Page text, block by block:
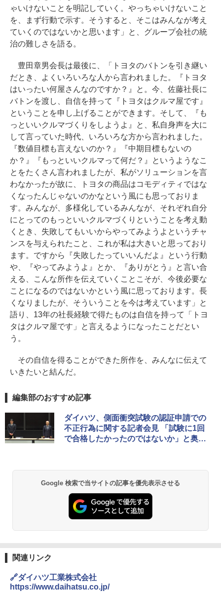
ゃいけないことを明記していく。やっちゃいけないこと
を、まず行動で示す。そうすると、そこはみんなが考え
ていくのではないかと思います」と、グループ会社の統
治の難しさを語る。
豊田章男会長は最後に、「トヨタのバトンを引き継い
だとき、よくいろいろな人から言われました。『トヨタ
はいったい何屋さんなのですか？』と。今、佐藤社長に
バトンを渡し、自信を持って『トヨタはクルマ屋です』
ということを申し上げることができます。そして、『も
っといいクルマづくりをしようよ』と、私自身声を大に
して言っていた時代、いろいろな方から言われました。
『数値目標も言えないのか？』『中期目標もないの
か？』『もっといいクルマって何だ？』というようなこ
とをたくさん言われましたが、私がソリューションを言
わなかったが故に、トヨタの商品はコモディティではな
くなったんじゃないのかなという風にも思っておりま
す。みんなが、多様化しているみんなが、それぞれ自分
にとってのもっといいクルマづくりということを考え動
くとき、失敗してもいいからやってみようよというチャ
ンスを与えられたこと、これが私は大きいと思っており
ます。ですから『失敗したっていいんだよ』という行動
や、『やってみようよ』とか、『ありがとう』と言い合
える、こんな所作を伝えていくことこそが、今後必要な
ことになるのではないかという風に思っております。長
くなりましたが、そういうことを今は考えています」と
語り、13年の社長経験で得たものは自信を持って「トヨ
タはクルマ屋です」と言えるようになったことだとい
う。
その自信を得ることができた所作を、みんなに伝えて
いきたいと結んだ。
編集部のおすすめ記事
ダイハツ、側面衝突試験の認証申請での
不正行為に関する記者会見 「試験に1回
で合格したかったのではないか」と奥平
Google 検索で当サイトの記事を優先表示させる
関連リンク
🔗ダイハツ工業株式会社
https://www.daihatsu.co.jp/